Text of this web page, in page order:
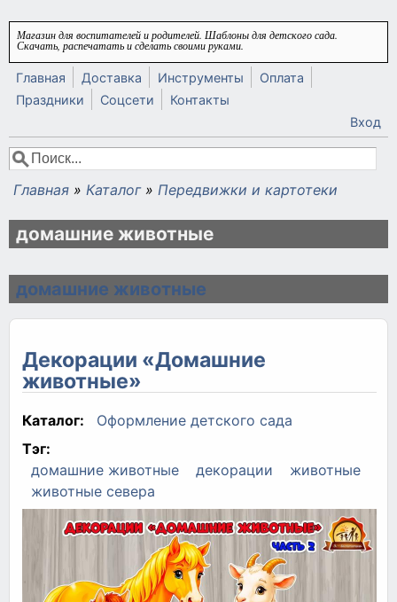
Перейти к основному содержанию
Магазин для воспитателей и родителей. Шаблоны для детского сада.
Скачать, распечатать и сделать своими руками.
Главная Доставка Инструменты
Оплата
Праздники
Соцсети
Контакты
Вход
Форма поиска
Поиск
Вы здесь
Главная » Каталог » Передвижки и картотеки
домашние животные
домашние животные
Декорации «Домашние
животные»
Каталог:
Оформление детского сада
Тэг:
домашние животные
декорации
животные
животные севера